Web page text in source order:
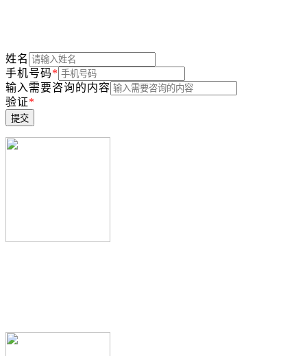
姓名
手机号码*
输入需要咨询的内容
验证*